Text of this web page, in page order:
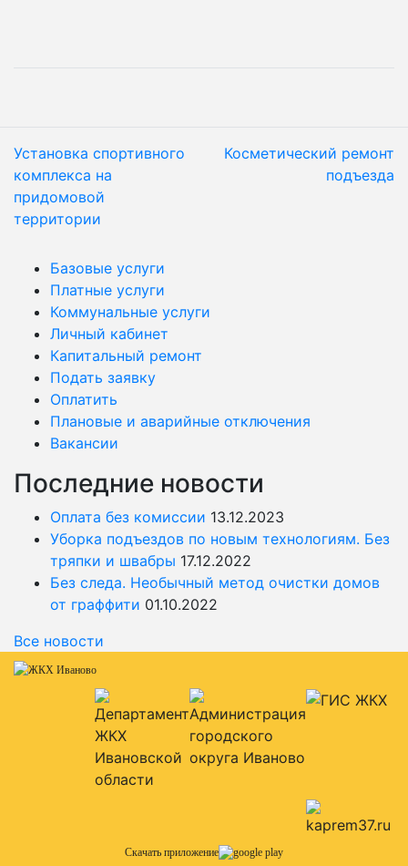
Базовые услуги
Платные услуги
Коммунальные услуги
Личный кабинет
Капитальный ремонт
Подать заявку
Оплатить
Плановые и аварийные отключения
Вакансии
Последние новости
Оплата без комиссии 13.12.2023
Уборка подъездов по новым технологиям. Без
тряпки и швабры 17.12.2022
Без следа. Необычный метод очистки домов
от граффити 01.10.2022
Все новости
Установка спортивного
комплекса на
придомовой
территории
Косметический ремонт
подъезда
Скачать приложение